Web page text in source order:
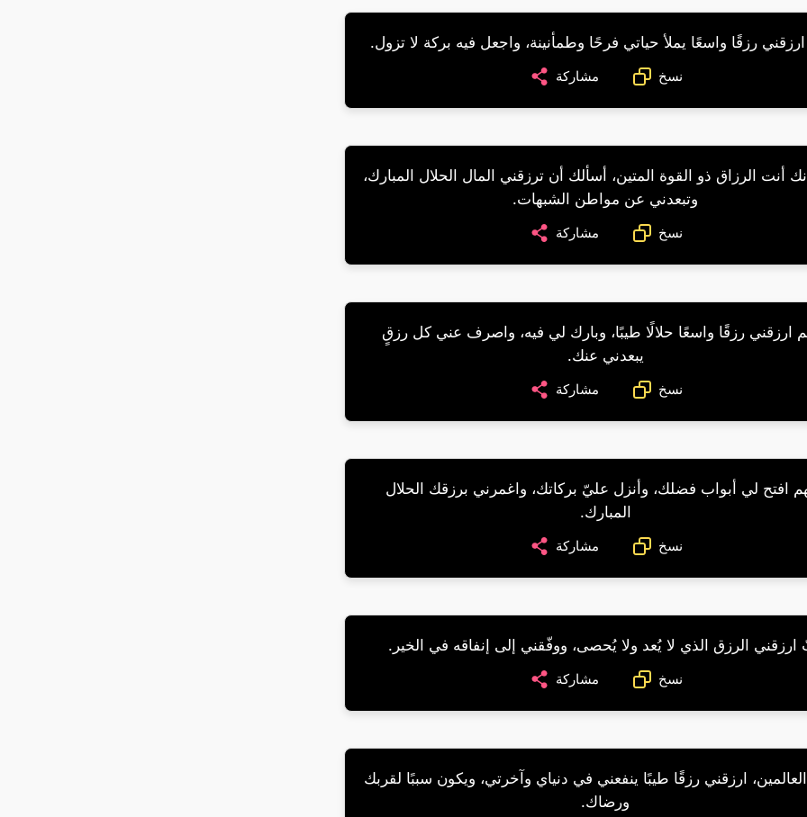
ارزقني رزقًا واسعًا يملأ حياتي فرحًا وطمأنينة، واجعل فيه بركة لا تزول.
نسخ مشاركة
أنت الرزاق ذو القوة المتين، أسألك أن ترزقني المال الحلال المبارك،
وتبعدني عن مواطن الشبهات.
نسخ مشاركة
ارزقني رزقًا واسعًا حلالًا طيبًا، وبارك لي فيه، واصرف عني كل رزقٍ
يبعدني عنك.
نسخ مشاركة
افتح لي أبواب فضلك، وأنزل عليّ بركاتك، واغمرني برزقك الحلال
المبارك.
نسخ مشاركة
الرزق الذي لا يُعد ولا يُحصى، ووفّقني إلى إنفاقه في الخير.
نسخ مشاركة
ارزقني رزقًا طيبًا ينفعني في دنياي وآخرتي، ويكون سببًا لقربك
ورضاك.